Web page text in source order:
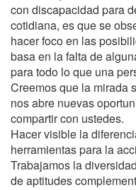
con discapacidad para
cotidiana, es que se
hacer foco en las
basa en la falta de
para todo lo que una
Creemos que la mirada
nos abre nuevas
compartir con ustedes.
Hacer visible la
herramientas para la
Trabajamos la
de aptitudes